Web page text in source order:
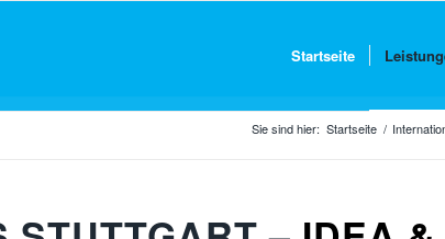
Startseite
Sie sind hier: Startseite /